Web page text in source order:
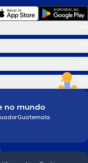
no mundo
Guatemala